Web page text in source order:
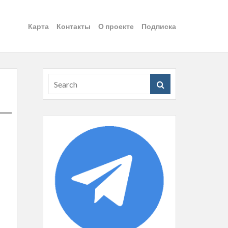
Карта Контакты О проекте Подписка